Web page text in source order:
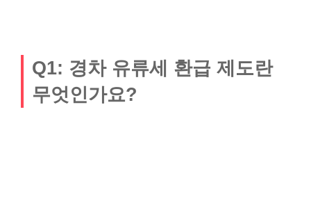
Q1: 경차 유류세 환급 제도란
무엇인가요?